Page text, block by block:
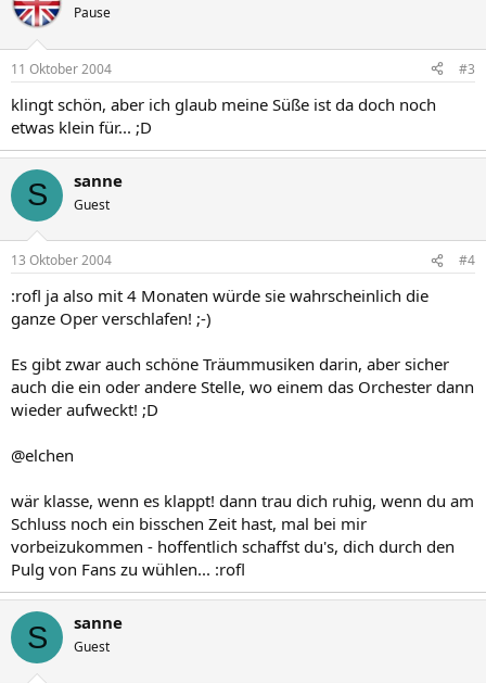
Pause
11 Oktober 2004 #3
klingt schön, aber ich glaub meine Süße ist da doch noch
etwas klein für... ;D
S sanne
Guest
13 Oktober 2004 #4
:rofl ja also mit 4 Monaten würde sie wahrscheinlich die
ganze Oper verschlafen! ;-)
Es gibt zwar auch schöne Träummusiken darin, aber sicher
auch die ein oder andere Stelle, wo einem das Orchester dann
wieder aufweckt! ;D
@elchen
wär klasse, wenn es klappt! dann trau dich ruhig, wenn du am
Schluss noch ein bisschen Zeit hast, mal bei mir
vorbeizukommen - hoffentlich schaffst du's, dich durch den
Pulg von Fans zu wühlen... :rofl
S sanne
Guest